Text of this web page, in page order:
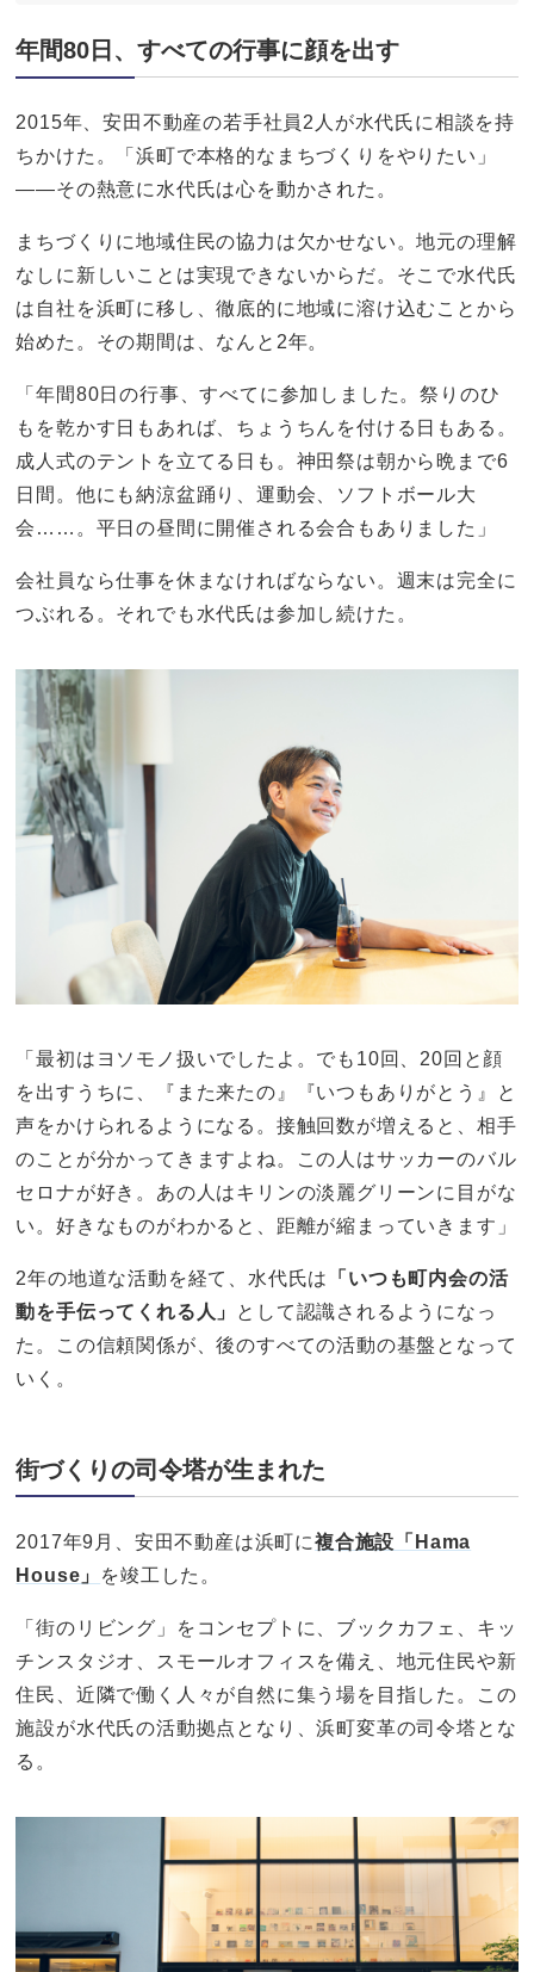
年間80日、すべての行事に顔を出す
2015年、安田不動産の若手社員2人が水代氏に相談を持
ちかけた。「浜町で本格的なまちづくりをやりたい」
――その熱意に水代氏は心を動かされた。
まちづくりに地域住民の協力は欠かせない。地元の理解
なしに新しいことは実現できないからだ。そこで水代氏
は自社を浜町に移し、徹底的に地域に溶け込むことから
始めた。その期間は、なんと2年。
「年間80日の行事、すべてに参加しました。祭りのひ
もを乾かす日もあれば、ちょうちんを付ける日もある。
成人式のテントを立てる日も。神田祭は朝から晩まで6
日間。他にも納涼盆踊り、運動会、ソフトボール大
会……。平日の昼間に開催される会合もありました」
会社員なら仕事を休まなければならない。週末は完全に
つぶれる。それでも水代氏は参加し続けた。
「最初はヨソモノ扱いでしたよ。でも10回、20回と顔
を出すうちに、『また来たの』『いつもありがとう』と
声をかけられるようになる。接触回数が増えると、相手
のことが分かってきますよね。この人はサッカーのバル
セロナが好き。あの人はキリンの淡麗グリーンに目がな
い。好きなものがわかると、距離が縮まっていきます」
2年の地道な活動を経て、水代氏は
「いつも町内会の活
動を手伝ってくれる人」
として認識されるようになっ
た。この信頼関係が、後のすべての活動の基盤となって
いく。
街づくりの司令塔が生まれた
2017年9月、安田不動産は浜町に複合施設「Hama
House」
を竣工した。
「街のリビング」をコンセプトに、ブックカフェ、キッ
チンスタジオ、スモールオフィスを備え、地元住民や新
住民、近隣で働く人々が自然に集う場を目指した。この
施設が水代氏の活動拠点となり、浜町変革の司令塔とな
る。